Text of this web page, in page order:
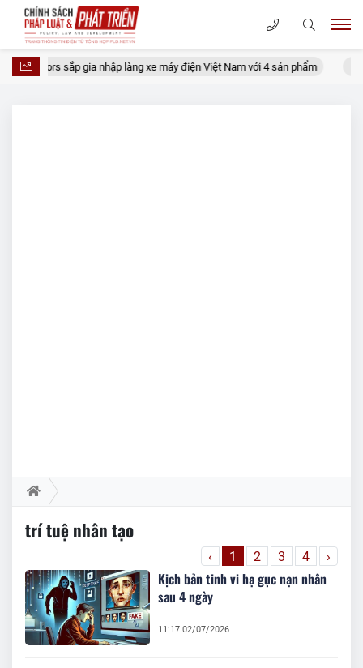
Motors sắp gia nhập làng xe máy điện Việt Nam với 4 sản phẩm
trí tuệ nhân tạo
‹ 1 2 3 4 ›
Kịch bản tinh vi hạ gục nạn nhân
sau 4 ngày
11:17 02/07/2026